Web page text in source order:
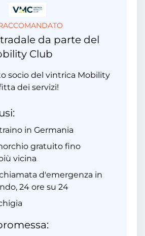
da parte del
Club
socio del vintrica Mobility
dei servizi!
in Germania
gratuito fino
vicina
d'emergenza in
24 ore su 24